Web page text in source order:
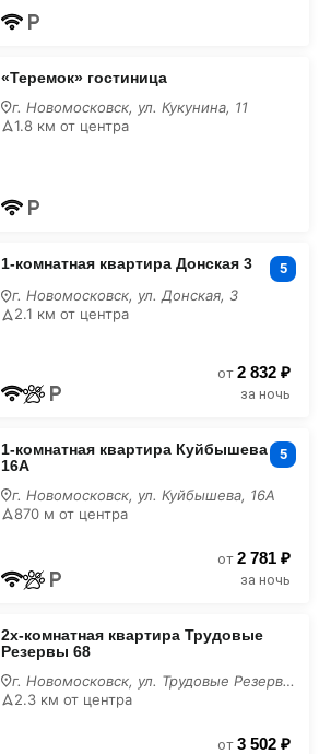
«Теремок» гостиница
г. Новомосковск, ул. Кукунина, 11
1.8 км от центра
1-комнатная квартира Донская 3 5
г. Новомосковск, ул. Донская, 3
2.1 км от центра
от 2 832 ₽
за ночь
1-комнатная квартира Куйбышева
16А
5
г. Новомосковск, ул. Куйбышева, 16А
870 м от центра
от 2 781 ₽
за ночь
2х-комнатная квартира Трудовые
Резервы 68
г. Новомосковск, ул. Трудовые Резервы, 68
2.3 км от центра
от 3 502 ₽